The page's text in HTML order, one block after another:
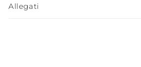
Allegati